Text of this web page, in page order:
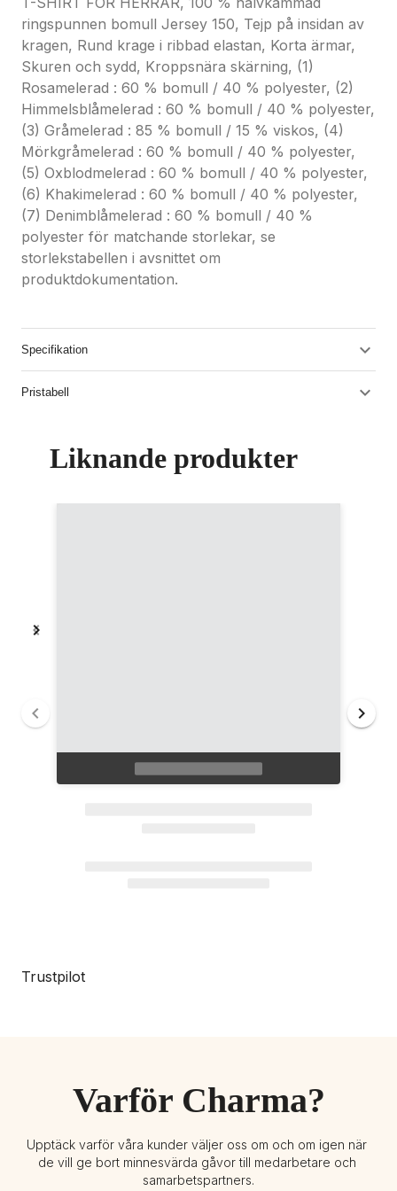
ringspunnen bomull Jersey 150, Tejp på insidan av
kragen, Rund krage i ribbad elastan, Korta ärmar,
Skuren och sydd, Kroppsnära skärning, (1)
Rosamelerad : 60 % bomull / 40 % polyester, (2)
Himmelsblåmelerad : 60 % bomull / 40 % polyester,
(3) Gråmelerad : 85 % bomull / 15 % viskos, (4)
Mörkgråmelerad : 60 % bomull / 40 % polyester,
(5) Oxblodmelerad : 60 % bomull / 40 % polyester,
(6) Khakimelerad : 60 % bomull / 40 % polyester,
(7) Denimblåmelerad : 60 % bomull / 40 %
polyester för matchande storlekar, se
storlekstabellen i avsnittet om
produktdokumentation.
Specifikation
Pristabell
Liknande produkter
Trustpilot
Varför Charma?
Upptäck varför våra kunder väljer oss om och om igen när
de vill ge bort minnesvärda gåvor till medarbetare och
samarbetspartners.